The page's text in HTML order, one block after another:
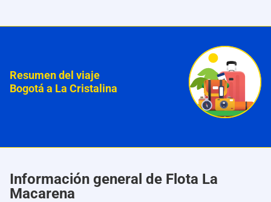
Resumen del viaje
Bogotá a La Cristalina
Información general de Flota La
Macarena